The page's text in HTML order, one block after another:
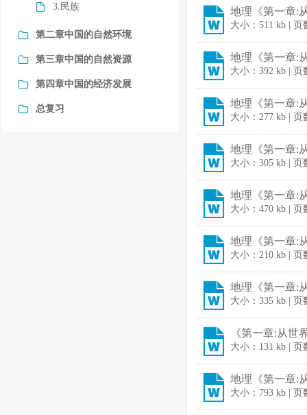
3.民族
第二章中国的自然环境
第三章中国的自然资源
第四章中国的经济发展
总复习
地理《第一章:
大小：511 kb | 页
地理《第一章:
大小：392 kb | 页
地理《第一章:
大小：277 kb | 页
地理《第一章:
大小：305 kb | 页
地理《第一章:
大小：470 kb | 页
地理《第一章:
大小：210 kb | 页
地理《第一章:
大小：335 kb | 页
《第一章:从世
大小：131 kb | 页
地理《第一章:
大小：793 kb | 页